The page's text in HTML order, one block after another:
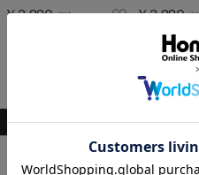
￥2,980 税込 ￥2,980 税
1～9
トップス